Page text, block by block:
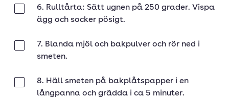
6. Rulltårta: Sätt ugnen på 250 grader. Vispa
ägg och socker pösigt.
7. Blanda mjöl och bakpulver och rör ned i
smeten.
8. Häll smeten på bakplåtspapper i en
långpanna och grädda i ca 5 minuter.